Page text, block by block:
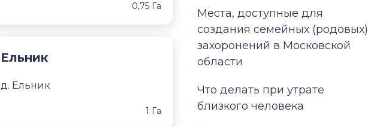
0,75 Га
Ельник
д. Ельник
1 Га
Места, доступные для
создания семейных (родовых)
захоронений в Московской
области
Что делать при утрате
близкого человека